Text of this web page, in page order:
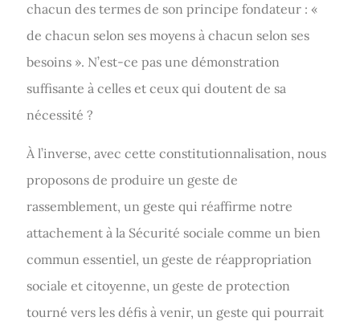
chacun des termes de son principe fondateur : «
de chacun selon ses moyens à chacun selon ses
besoins ». N’est-ce pas une démonstration
suffisante à celles et ceux qui doutent de sa
nécessité ?
À l’inverse, avec cette constitutionnalisation, nous
proposons de produire un geste de
rassemblement, un geste qui réaffirme notre
attachement à la Sécurité sociale comme un bien
commun essentiel, un geste de réappropriation
sociale et citoyenne, un geste de protection
tourné vers les défis à venir, un geste qui pourrait